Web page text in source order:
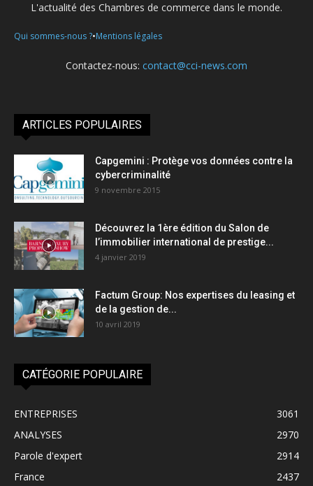
L'actualité des Chambres de commerce dans le monde.
Qui sommes-nous ?•Mentions légales
Contactez-nous: contact@cci-news.com
ARTICLES POPULAIRES
Capgemini : Protège vos données contre la
cybercriminalité
9 novembre 2015
Découvrez la 1ère édition du Salon de
l’immobilier international de prestige...
4 janvier 2019
Factum Group: Nos expertises du leasing et
de la gestion de...
10 avril 2019
CATÉGORIE POPULAIRE
ENTREPRISES
3061
ANALYSES
2970
Parole d'expert
2914
France
2437